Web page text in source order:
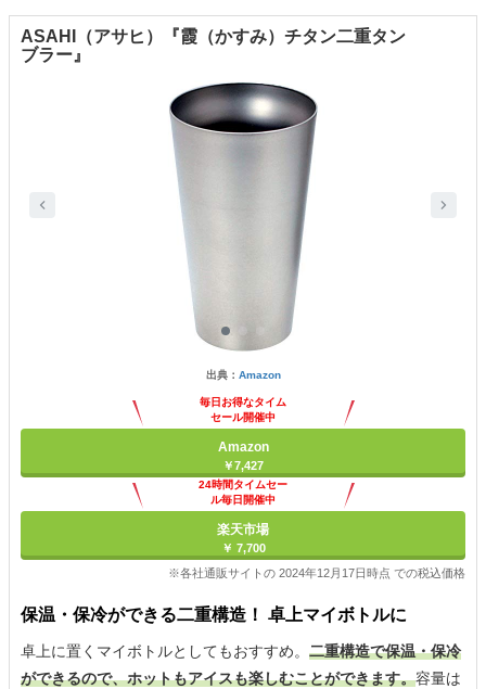
ASAHI（アサヒ）『霞（かすみ）チタン二重タン
ブラー』
出典： Amazon
毎日お得なタイム
セール開催中
Amazon
￥7,427
24時間タイムセー
ル毎日開催中
楽天市場
￥ 7,700
※各社通販サイトの 2024年12月17日時点 での税込価格
保温・保冷ができる二重構造！ 卓上マイボトルに
卓上に置くマイボトルとしてもおすすめ。 二重構造で保温・保冷
ができるので、ホットもアイスも楽しむことができます。容量は